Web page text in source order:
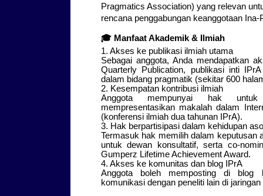
Pragmatics Association) yang relevan
rencana penggabungan keanggotaan Ina-
🎓 Manfaat Akademik & Ilmiah
1. Akses ke publikasi ilmiah utama
Sebagai anggota, Anda mendapatkan
Quarterly Publication, publikasi inti
dalam bidang pragmatik (sekitar 600
2. Kesempatan kontribusi ilmiah
Anggota mempunyai hak
mempresentasikan makalah dalam
(konferensi ilmiah dua tahunan IPrA).
3. Hak berpartisipasi dalam kehidupan
Termasuk hak memilih dalam keputusan
untuk dewan konsultatif, serta co-
Gumperz Lifetime Achievement Award.
4. Akses ke komunitas dan blog IPrA
Anggota boleh memposting di blog
komunikasi dengan peneliti lain di jaringan